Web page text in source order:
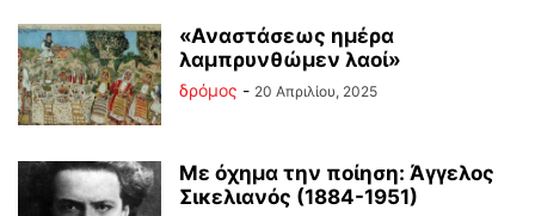
«Αναστάσεως ημέρα
λαμπρυνθώμεν λαοί»
δρόμος - 20 Απριλίου, 2025
Mε όχημα την ποίηση: Άγγελος
Σικελιανός (1884-1951)